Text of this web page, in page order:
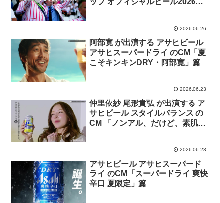
ップ オフィシャルビール2026
2026.06.26
阿部寛 が出演する アサヒビール
アサヒスーパードライ のCM「夏
こそキンキンDRY・阿部寛」篇
2026.06.23
仲里依紗 尾形貴弘 が出演する ア
サヒビール スタイルバランス の
CM 「ノンアル、だけど、素肌サ
ル、だけど、食生活サポートも」
篇
2026.06.23
アサヒビール アサヒスーパード
ライ のCM「スーパードライ 爽快
辛口 夏限定」篇